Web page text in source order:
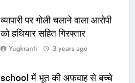
व्यापारी पर गोली चलाने वाला आरोपी
को हथियार सहित गिरफ्तार
Yugkranti 3 years ago
school में भूत की अफवाह से बच्चे